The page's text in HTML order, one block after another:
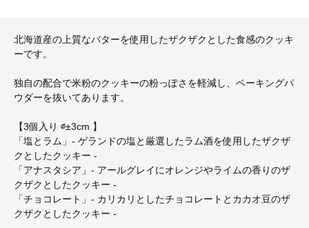
北海道産の上質なバターを使用したザクザクとした食感のクッキ
ーです。
独自の配合で米粉のクッキーの粉っぽさを軽減し、ベーキングパ
ウダーを抜いてあります。
【3個入り ∅±3cm 】
「塩とラム」- ゲランドの塩と厳選したラム酒を使用したザクザ
クとしたクッキー -
「アナスタシア」- アールグレイにオレンジやライムの香りのザ
クザクとしたクッキー -
「チョコレート」- カリカリとしたチョコレートとカカオ豆のザ
クザクとしたクッキー -